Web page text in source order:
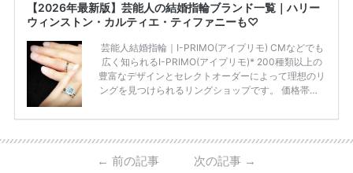
【2026年最新版】芸能人の結婚指輪ブランド一覧｜ハリー
ウィンストン・カルティエ・ティファニーも♡
芸能人結婚指輪｜I-PRIMO(アイプリモ) CMなどでも
広く知られるI-PRIMO(アイプリモ)* 200種類以上の
豊富なデザインとセレクトオーダーによって理想のリ
ングを見つけられるリングショップです。 価格帯は2
入が可能♩ コスパ的にも20代の若い夫婦に人気のよ
ビ 系 にて10月5日22時～スタートする水曜ドラマ『
#ファーストペンギン! 』で山藤 そよ役を演じます💁🏻‍♀️
← 前の記事 次の記事 →